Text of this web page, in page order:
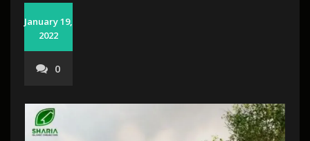
January 19,
2022
0